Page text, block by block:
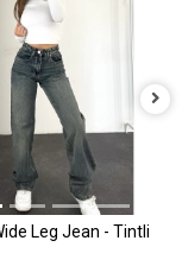
Leg Jean - Tintli